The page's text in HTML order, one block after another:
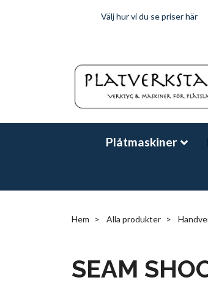
Välj hur vi du se priser här
Plåtmaskiner
Hem Alla produkter
SEAM